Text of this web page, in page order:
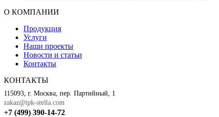
О КОМПАНИИ
Продукция
Услуги
Наши проекты
Новости и статьи
Контакты
КОНТАКТЫ
115093, г. Москва, пер. Партийный, 1
zakaz@tpk-stella.com
+7 (499) 390-14-72